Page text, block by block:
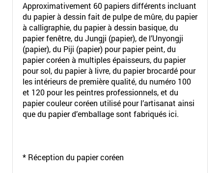
Approximativement 60 papiers différents incluant
du papier à dessin fait de pulpe de mûre, du papier
à calligraphie, du papier à dessin basique, du
papier fenêtre, du Jungji (papier), de l’Unyongji
(papier), du Piji (papier) pour papier peint, du
papier coréen à multiples épaisseurs, du papier
pour sol, du papier à livre, du papier brocardé pour
les intérieurs de première qualité, du numéro 100
et 120 pour les peintres professionnels, et du
papier couleur coréen utilisé pour l’artisanat ainsi
que du papier d’emballage sont fabriqués ici.
* Réception du papier coréen